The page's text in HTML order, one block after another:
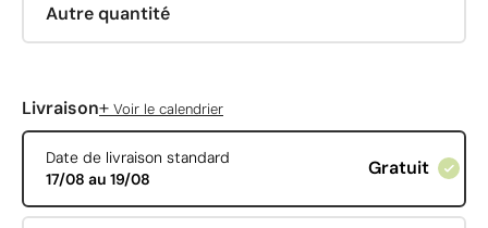
Autre quantité
Livraison+ Voir le calendrier
Date de livraison standard
17/08 au 19/08
Gratuit